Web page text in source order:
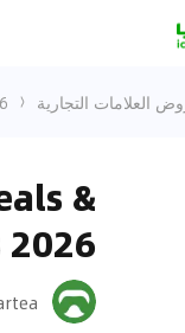
العلامات التجارية
&